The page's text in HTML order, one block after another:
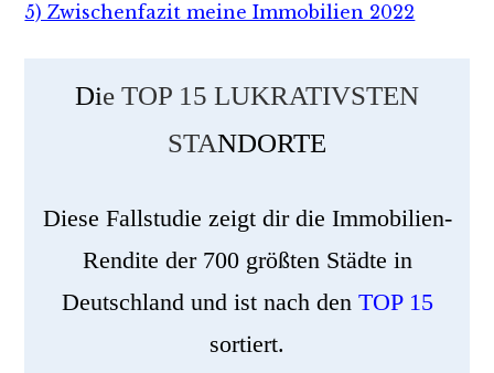
5) Zwischenfazit meine Immobilien 2022
Die TOP 15 LUKRATIVSTEN
STANDORTE
Diese Fallstudie zeigt dir die Immobilien-
Rendite der 700 größten Städte in
Deutschland und ist nach den TOP 15
sortiert.